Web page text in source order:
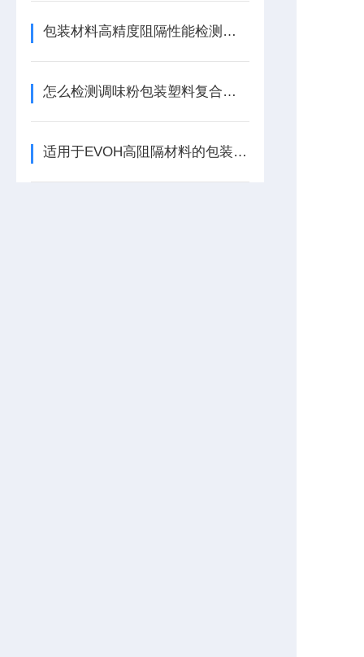
包装材料高精度阻隔性能检测仪器应怎么选择
怎么检测调味粉包装塑料复合膜的防潮性能
适用于EVOH高阻隔材料的包装检测仪器-水蒸气透过率测试仪